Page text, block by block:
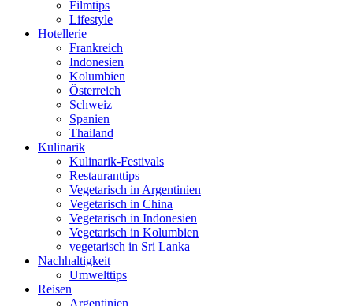
Filmtips
Lifestyle
Hotellerie
Frankreich
Indonesien
Kolumbien
Österreich
Schweiz
Spanien
Thailand
Kulinarik
Kulinarik-Festivals
Restauranttips
Vegetarisch in Argentinien
Vegetarisch in China
Vegetarisch in Indonesien
Vegetarisch in Kolumbien
vegetarisch in Sri Lanka
Nachhaltigkeit
Umwelttips
Reisen